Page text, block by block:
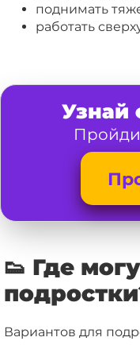
поднимать
работать
Узнай
👟 Где
Вариантов для